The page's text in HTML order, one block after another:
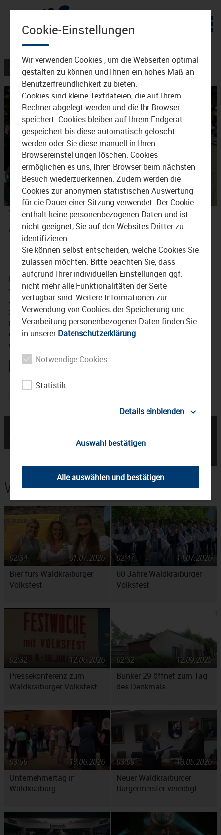
AKTUELLES VERANSTALTUNGEN
Video
Waldkraiburger feiern ihr
Volksfest
12. Juli 2022
Die rund 24.000 Einwohner Stadt Waldkraiburg
veranstaltet derzeit ein Volksfest. Bereits zur Eröffnung,
am Freitag, kamen etliche Bürgerinnen und Bürger
zusammen. Aber bevor so ein Volksfest starten kann,
muss es erst einmal traditionsgemäß eröffnet werden. Zu
diesem Anlass war der Stadtplatz von Waldkraiburg gut
gefüllt.
Waldkraiburg freigegeben
Bilder erzählen – Peter
Schmidt Sammlung in
Waldkraiburg →
Weitere Beiträge
Bier fürs Waldkraiburger
Volksfest
01.07.2026
02:34
60 Jahre Waldkraiburger
Volksfest
14.07.2026
02:47
Pressekonferenz zum
Waldkraiburger Volksfest
12.06.2026
02:32
Bunker 29 öffnet zum Tag
des Denkmals
12.09.2025
02:32
Unternehmertag in
Waldkraiburg
18.06.2026
03:56
Neuer Waldkraiburger
Bürgermeister vereidigt
13.05.2026
03:09
Cookie-Einstellungen
Wir verwenden Cookies , um die Webseiten optimal
gestalten zu können und Ihnen ein hohes Maß an
Benutzerfreundlichkeit zu bieten.
Cookies sind kleine Textdateien, die auf Ihrem
Rechner abgelegt werden und die Ihr Browser
speichert. Cookies bleiben auf Ihrem Endgerät
gespeichert bis diese automatisch gelöscht
werden oder Sie diese manuell in Ihren
Browsereinstellungen löschen. Cookies
ermöglichen es uns, Ihren Browser beim nächsten
Besuch wiederzuerkennen. Zudem werden die
Cookies zur anonymen statistischen Auswertung
für die Dauer einer Sitzung verwendet. Der Cookie
enthält keine personenbezogenen Daten und ist
nicht geeignet, Sie auf den Websites Dritter zu
identifizieren.
Sie können selbst entscheiden, welche Cookies Sie
zulassen möchten. Bitte beachten Sie, dass
aufgrund Ihrer individuellen Einstellungen ggf.
nicht mehr alle Funktionalitäten der Seite
verfügbar sind. Weitere Informationen zur
Verwendung von Cookies, der Speicherung und
Verarbeitung personenbezogener Daten finden Sie
in unsererDatenschutzerklärung.
Notwendige Cookies
Statistik
Details einblenden
Auswahl bestätigen
Alle auswählen und bestätigen